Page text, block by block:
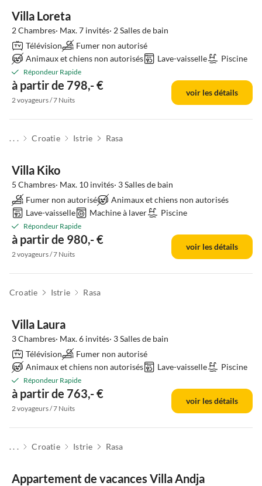
Villa Loreta
2 Chambres· Max. 7 invités· 2 Salles de bain
Télévision
Fumer non autorisé
Animaux et chiens non autorisés
Lave-vaisselle Piscine
Répondeur Rapide
à partir de 798,- €
2 voyageurs / 7 Nuits
voir les détails
. . . Croatie Istrie Rasa
Villa Kiko
5 Chambres· Max. 10 invités· 3 Salles de bain
Fumer non autorisé
Animaux et chiens non autorisés
Lave-vaisselle
Machine à laver Piscine
Répondeur Rapide
à partir de 980,- €
2 voyageurs / 7 Nuits
voir les détails
Croatie Istrie Rasa
Villa Laura
3 Chambres· Max. 6 invités· 3 Salles de bain
Télévision
Fumer non autorisé
Animaux et chiens non autorisés
Lave-vaisselle Piscine
Répondeur Rapide
à partir de 763,- €
2 voyageurs / 7 Nuits
voir les détails
. . . Croatie Istrie Rasa
Appartement de vacances Villa Andja